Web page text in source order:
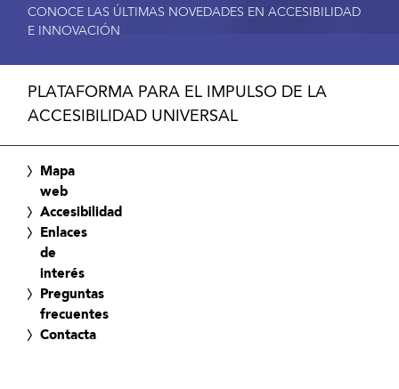
CONOCE LAS ÚLTIMAS NOVEDADES EN ACCESIBILIDAD
E INNOVACIÓN
PLATAFORMA PARA EL IMPULSO DE LA
ACCESIBILIDAD UNIVERSAL
Mapa
web
Accesibilidad
Enlaces
de
interés
Preguntas
frecuentes
Contacta